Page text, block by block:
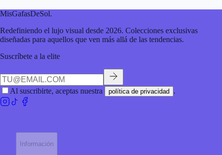
MisGafasDeSol.
Redefiniendo el lujo visual desde 2026. Colecciones exclusivas
diseñadas para aquellos que ven más allá de las tendencias.
Suscríbete a la elite
Al suscribirte, aceptas nuestra política de privacidad .
Información